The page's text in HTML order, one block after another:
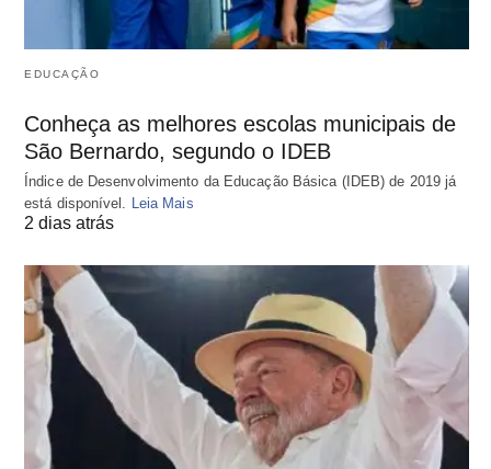
EDUCAÇÃO
Conheça as melhores escolas municipais de
São Bernardo, segundo o IDEB
Índice de Desenvolvimento da Educação Básica (IDEB) de 2019 já
está disponível.
Leia Mais
2 dias atrás